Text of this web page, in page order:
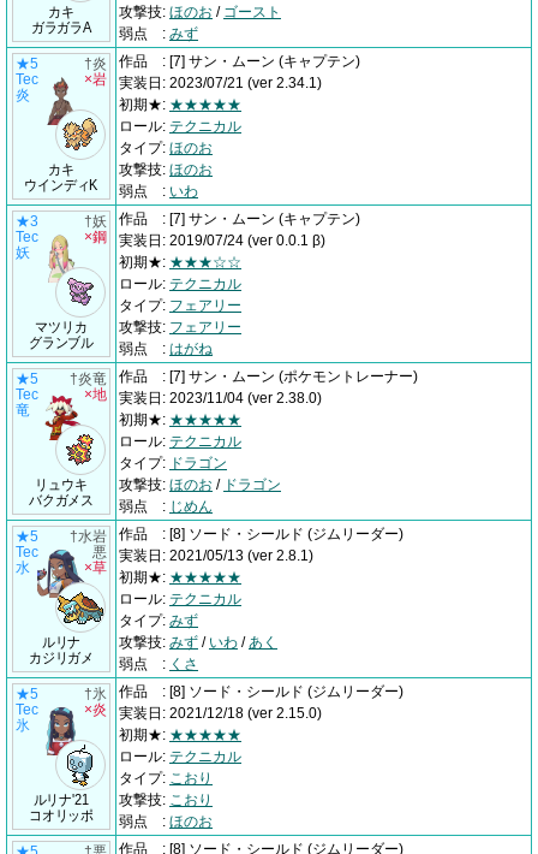
カキ
ガラガラA
攻撃技: ほのお / ゴースト
弱点
: みず
★5
Tec
炎
カキ
ウインディK
†炎
×岩
作品 : [7] サン・ムーン (キャプテン)
実装日 : 2023/07/21 (ver 2.34.1)
初期★: ★★★★★
ロール: テクニカル
タイプ: ほのお
攻撃技: ほのお
弱点
: いわ
★3
Tec
妖
マツリカ
グランブル
†妖
×鋼
作品 : [7] サン・ムーン (キャプテン)
実装日 : 2019/07/24 (ver 0.0.1 β)
初期★: ★★★☆☆
ロール: テクニカル
タイプ: フェアリー
攻撃技: フェアリー
弱点
: はがね
★5
Tec
竜
リュウキ
バクガメス
†炎竜
×地
作品 : [7] サン・ムーン (ポケモントレーナー)
実装日 : 2023/11/04 (ver 2.38.0)
初期★: ★★★★★
ロール: テクニカル
タイプ: ドラゴン
攻撃技: ほのお / ドラゴン
弱点
: じめん
★5
Tec
水
ルリナ
カジリガメ
†水岩
悪
×草
作品 : [8] ソード・シールド (ジムリーダー)
実装日 : 2021/05/13 (ver 2.8.1)
初期★: ★★★★★
ロール: テクニカル
タイプ: みず
攻撃技: みず / いわ /あく
弱点
: くさ
★5
Tec
氷
ルリナ'21
コオリッポ
†氷
×炎
作品 : [8] ソード・シールド (ジムリーダー)
実装日 : 2021/12/18 (ver 2.15.0)
初期★: ★★★★★
ロール: テクニカル
タイプ: こおり
攻撃技: こおり
弱点
: ほのお
作品 : [8] ソード・シールド (ジムリーダー)